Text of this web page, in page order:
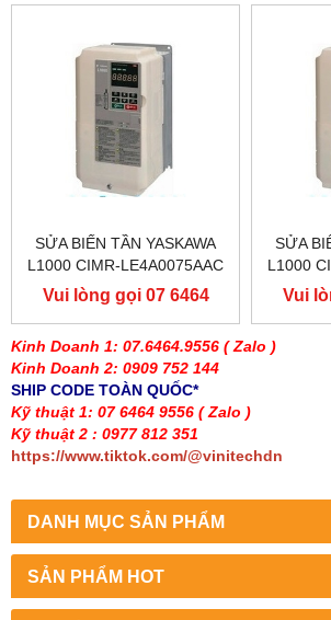
Kinh Doanh 1: 07.6464.9556 ( Zalo )
Kinh Doanh 2: 0909 752 144
SHIP CODE TOÀN QUỐC*
Kỹ thuật 1: 07 6464 9556 ( Zalo )
Kỹ thuật 2 : 0977 812 351
https://www.tiktok.com/@vinitechdn
DANH MỤC SẢN PHẨM
SẢN PHẨM HOT
SỬA BIẾN TẦN YASKAWA
L1000 CIMR-LE4A0075AAC
400V 37KW, BIẾN TẦN
YASKAWA L1000
Vui lòng gọi 07 6464
9556
SỬA
L1000
400V
Vui